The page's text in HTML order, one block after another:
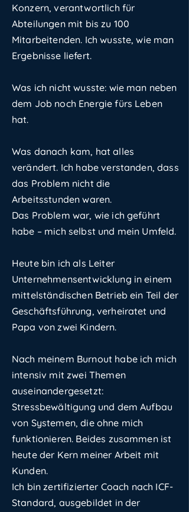
Konzern, verantwortlich für
Abteilungen mit bis zu 100
Mitarbeitenden. Ich wusste, wie man
Ergebnisse liefert.
Was ich nicht wusste: wie man neben
dem Job noch Energie fürs Leben
hat.
Was danach kam, hat alles
verändert. Ich habe verstanden, dass
das Problem nicht die
Arbeitsstunden waren.
Das Problem war, wie ich geführt
habe – mich selbst und mein Umfeld.
Heute bin ich als Leiter
Unternehmensentwicklung in einem
mittelständischen Betrieb ein Teil der
Geschäftsführung, verheiratet und
Papa von zwei Kindern.
Nach meinem Burnout habe ich mich
intensiv mit zwei Themen
auseinandergesetzt:
Stressbewältigung und dem Aufbau
von Systemen, die ohne mich
funktionieren. Beides zusammen ist
heute der Kern meiner Arbeit mit
Kunden.
Ich bin zertifizierter Coach nach ICF-
Standard, ausgebildet in der